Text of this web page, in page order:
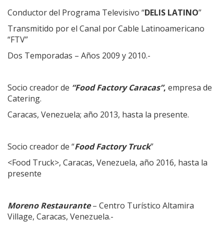
Conductor del Programa Televisivo “DELIS LATINO”
Transmitido por el Canal por Cable Latinoamericano
“FTV”
Dos Temporadas – Años 2009 y 2010.-
Socio creador de “Food Factory Caracas”, empresa de
Catering.
Caracas, Venezuela; año 2013, hasta la presente.
Socio creador de “Food Factory Truck”
<Food Truck>, Caracas, Venezuela, año 2016, hasta la
presente
Moreno Restaurante– Centro Turístico Altamira
Village, Caracas, Venezuela.-